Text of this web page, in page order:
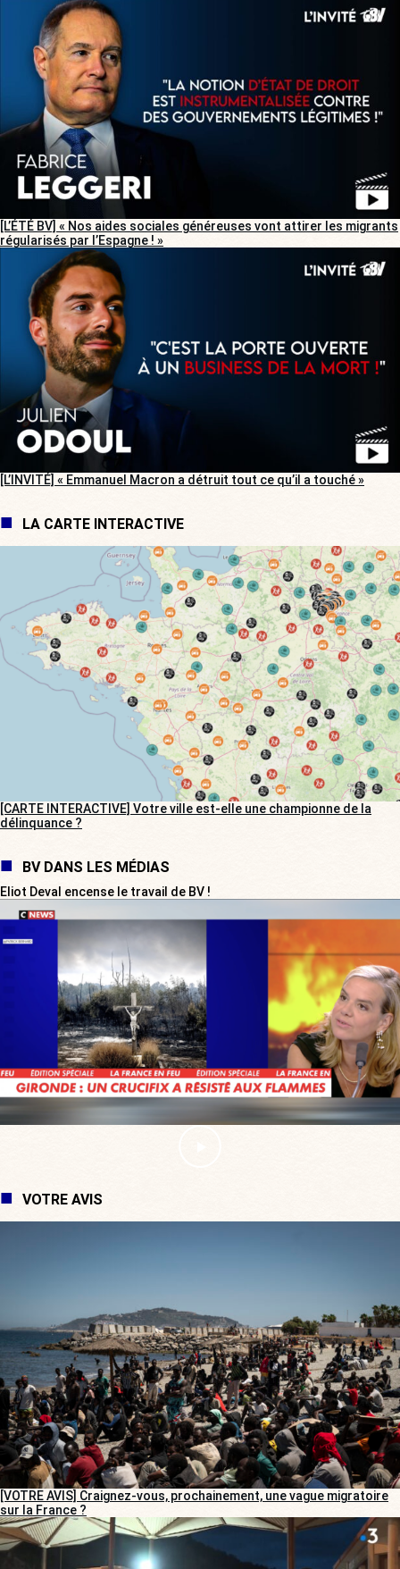
[L’ÉTÉ BV] « Nos aides sociales généreuses vont attirer les migrants
régularisés par l’Espagne ! »
[L’INVITÉ] « Emmanuel Macron a détruit tout ce qu’il a touché »
LA CARTE INTERACTIVE
[CARTE INTERACTIVE] Votre ville est-elle une championne de la
délinquance ?
BV DANS LES MÉDIAS
Eliot Deval encense le travail de BV !
VOTRE AVIS
[VOTRE AVIS] Craignez-vous, prochainement, une vague migratoire
sur la France ?